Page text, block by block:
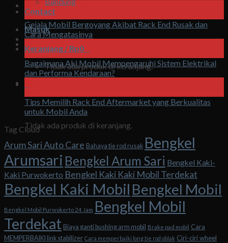
Contact
Masuk
Keranjang / Rp0
Tidak ada produk di keranjang.
Keranjang
Tidak ada produk di keranjang.
Agu
Gejala Mobil Bergoyang Akibat Rack End Rusak dan
Cara Mengatasinya
07
Agu
Bagaimana Aki Mobil Mempengaruhi Sistem Elektrikal
dan Performa Kendaraan?
Tips Memilih Rack End Aftermarket yang Berkualitas
untuk Mobil Anda
Tag Cloud
Arum Sari Auto Care Bahaya tie rod rusak Bengkel
Arumsari Bengkel Arum Sari Bengkel Kaki-
Kaki Purwokerto Bengkel Kaki Kaki Mobil Terdekat
Bengkel Kaki Mobil Bengkel Mobil
Bengkel Mobil Purwokerto 24 Jam Bengkel Mobil
Terdekat Biaya ganti bushing arm mobil Brake pad mobil Cara
MEMPERBAIKI link stabilizer Cara memperbaiki long tie rod oblak Ciri-ciri wheel